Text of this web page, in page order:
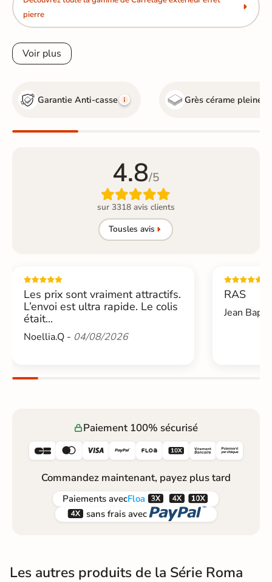
pierre
Voir plus
Garantie Anti-casse Grès cérame pleine
4.8/5

sur 3318 avis clients
Tousles avis
Les prix sont vraiment attractifs.
L’envoi est ultra rapide. Le colis
était...
Noellia.Q - 04/08/2026
RAS
Jean
Paiement 100% sécurisé
     
Commandez maintenant, payez plus tard
Paiements avecFloa  
 sans frais avec 
Les autres produits de la Série Roma